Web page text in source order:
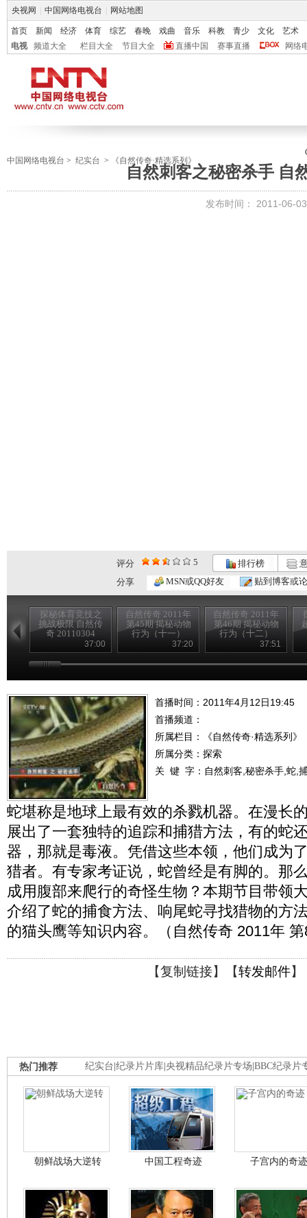
央视网 中国网络电视台 网站地图
首页 新闻 经济 体育 综艺 春晚 戏曲 音乐 科教 青少 文化
艺术
电视
频道大全 栏目大全 节目大全 直播中国 赛事直播 网络
中国网络电视台 > 纪实台 > 《自然传奇·精选系列》
自然刺客之秘密杀手 自
发布时间： 2011-06-
评分 5 排行榜
分享
MSN或QQ好友 贴到博客或
探秘体育竞技之
挑战极限 自然传
奇 20110304
37:00
自然传奇 2011年
第45期 揭秘动物
行为（十一）
37:20
自然传奇 2011年
第46期 揭秘动物
行为（十二）
37:51
首播时间：2011年4月12日19:45
首播频道：
所属栏目：
《自然传奇·精选系列》
所属分类：探索
关 键 字： 自然刺客,秘密杀手,蛇,
蛇堪称是地球上最有效的杀戮机器。在漫长
展出了一套独特的追踪和捕猎方法，有的蛇
器，那就是毒液。凭借这些本领，他们成为
猎者。有专家考证说，蛇曾经是有脚的。那
成用腹部来爬行的奇怪生物？本期节目带领
介绍了蛇的捕食方法、响尾蛇寻找猎物的方
的猫头鹰等知识内容。（自然传奇 2011年
【复制链接】【转发邮件】
纪实台 纪录片片库 央视精品纪录片专场 BBC纪录片
热门推荐
朝鲜战场大逆转 中国工程奇迹 子宫内的奇迹